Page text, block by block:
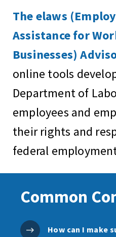
The elaws
Assistance for
Businesses)
online tools
Department of
employees and
their rights and
federal
Common
How can I make